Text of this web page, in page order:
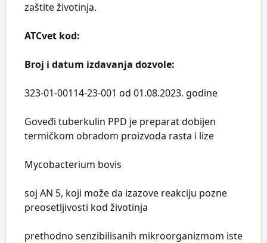
zaštite životinja.
ATCvet kod:
Broj i datum izdavanja dozvole:
323-01-00114-23-001 od 01.08.2023. godine
Goveđi tuberkulin PPD je preparat dobijen
termičkom obradom proizvoda rasta i lize
Mycobacterium bovis
soj AN 5, koji može da izazove reakciju pozne
preosetljivosti kod životinja
prethodno senzibilisanih mikroorganizmom iste